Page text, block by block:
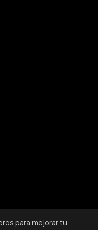
para mejorar tu